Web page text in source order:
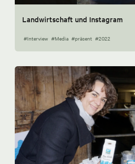
Landwirtschaft und Instagram
#Interview #Media #präsent #2022